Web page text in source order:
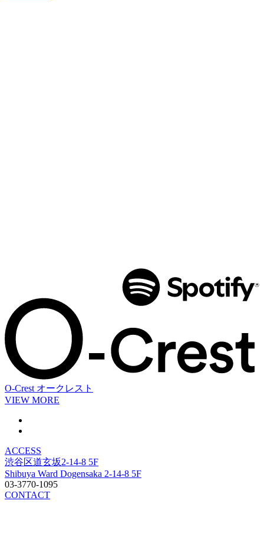
O-Crest オークレスト
VIEW MORE
ACCESS
渋谷区道玄坂2-14-8 5F
Shibuya Ward Dogensaka 2-14-8 5F
03-3770-1095
CONTACT